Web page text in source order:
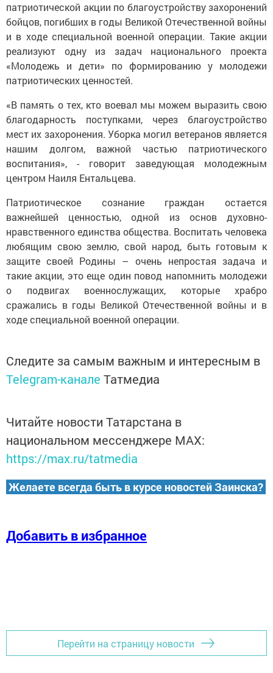
патриотической акции по благоустройству захоронений
бойцов, погибших в годы Великой Отечественной войны
и в ходе специальной военной операции. Такие акции
реализуют одну из задач национального проекта
«Молодежь и дети» по формированию у молодежи
патриотических ценностей.
«В память о тех, кто воевал мы можем выразить свою
благодарность поступками, через благоустройство
мест их захоронения. Уборка могил ветеранов является
нашим долгом, важной частью патриотического
воспитания», - говорит заведующая молодежным
центром Наиля Ентальцева.
Патриотическое сознание граждан остается
важнейшей ценностью, одной из основ духовно-
нравственного единства общества. Воспитать человека
любящим свою землю, свой народ, быть готовым к
защите своей Родины – очень непростая задача и
такие акции, это еще один повод напомнить молодежи
о подвигах военнослужащих, которые храбро
сражались в годы Великой Отечественной войны и в
ходе специальной военной операции.
Следите за самым важным и интересным в
Telegram-канале Татмедиа
Читайте новости Татарстана в
национальном мессенджере MАХ:
https://max.ru/tatmedia
Желаете всегда быть в курсе новостей Заинска?
Добавить в избранное
Перейти на страницу новости